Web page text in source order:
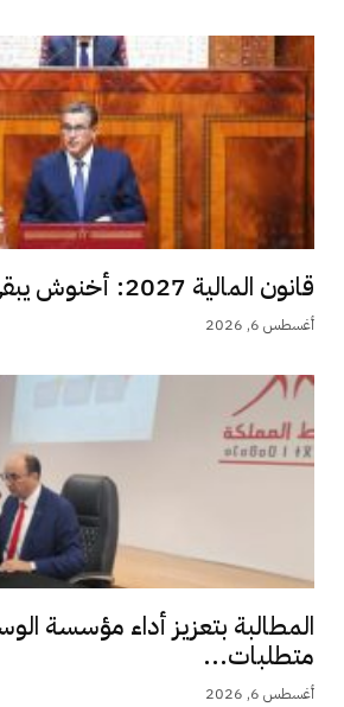
قانون المالية 2027: أخنوش يبقي على دعم...
أغسطس 6, 2026
المطالبة بتعزيز أداء مؤسسة
متطلبات...
أغسطس 6, 2026